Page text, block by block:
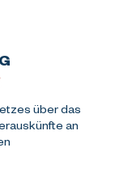
über das
an